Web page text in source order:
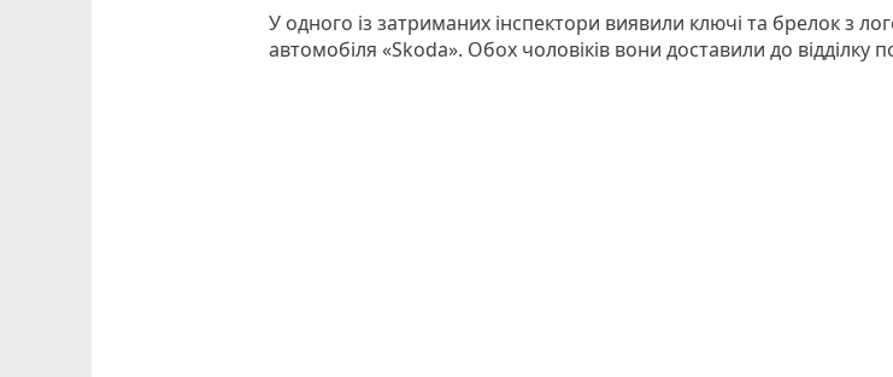
У одного із затриманих інспектори виявили ключі та брелок з
автомобіля «Skoda». Обох чоловіків вони доставили до відділку